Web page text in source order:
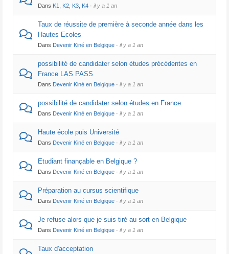
Dans K1, K2, K3, K4 · il y a 1 an
Taux de réussite de première à seconde année dans les
Hautes Ecoles
Dans Devenir Kiné en Belgique · il y a 1 an
possibilité de candidater selon études précédentes en
France LAS PASS
Dans Devenir Kiné en Belgique · il y a 1 an
possibilité de candidater selon études en France
Dans Devenir Kiné en Belgique · il y a 1 an
Haute école puis Université
Dans Devenir Kiné en Belgique · il y a 1 an
Etudiant finançable en Belgique ?
Dans Devenir Kiné en Belgique · il y a 1 an
Préparation au cursus scientifique
Dans Devenir Kiné en Belgique · il y a 1 an
Je refuse alors que je suis tiré au sort en Belgique
Dans Devenir Kiné en Belgique · il y a 1 an
Taux d'acceptation